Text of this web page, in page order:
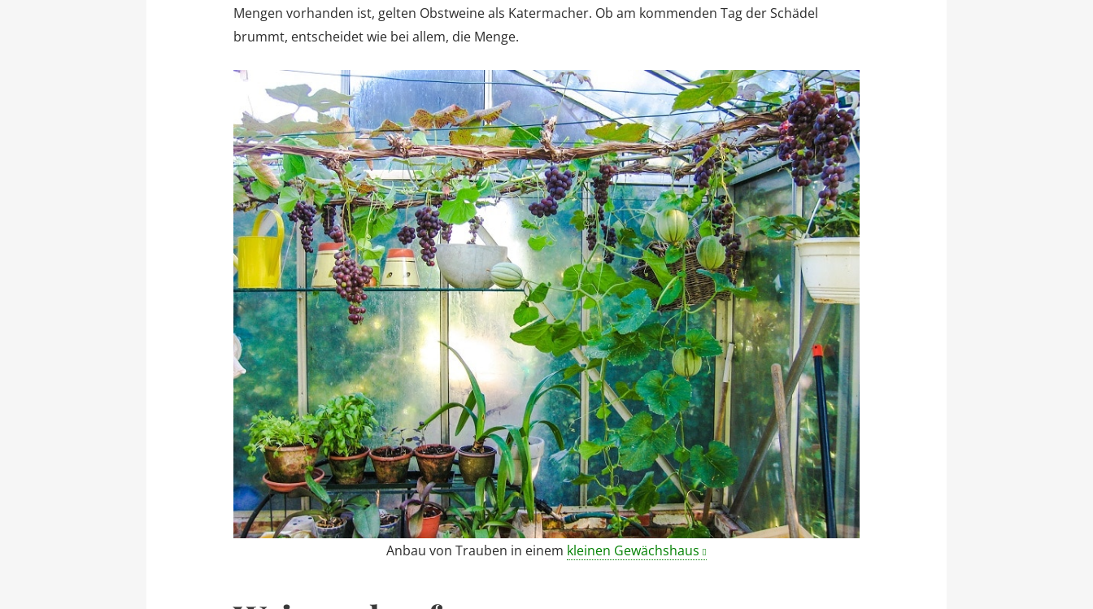
Mengen vorhanden ist, gelten Obstweine als Katermacher. Ob am kommenden Tag der Schädel
brummt, entscheidet wie bei allem, die Menge.
Anbau von Trauben in einem kleinen Gewächshaus